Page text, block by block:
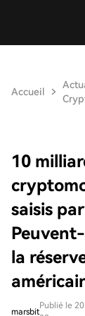
Accueil
10
saisis
la
marsbit
Publié le